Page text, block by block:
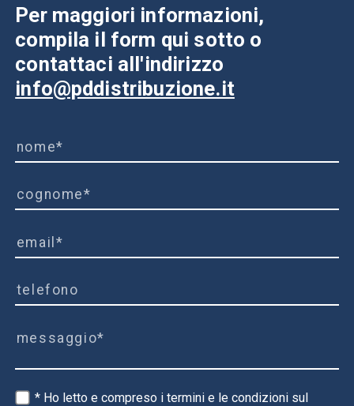
Per maggiori informazioni,
compila il form qui sotto o
contattaci all'indirizzo
info@pddistribuzione.it
* Ho letto e compreso i termini e le condizioni sul